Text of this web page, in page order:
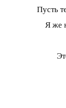
Пусть
Я же